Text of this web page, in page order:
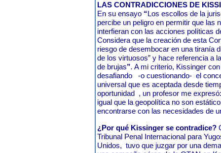
LAS CONTRADICCIONES DE
En su ensayo “Los escollos de la
percibe un peligro en permitir que las
interfieran con las acciones políticas
Considera que la creación de esta
riesgo de desembocar en una tiranía
de los virtuosos” y hace referencia a
de brujas”. A mi criterio, Kissinger
desafiando
-o cuestionando- el
universal que es aceptada desde
oportunidad , un profesor me
igual que la geopolítica no son
encontrarse con las necesidades de
¿Por qué Kissinger se contradice?
Tribunal Penal Internacional para
Unidos, tuvo que juzgar por una